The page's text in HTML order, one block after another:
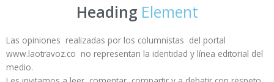
Heading Element
Las opiniones realizadas por los columnistas del portal
www.laotravoz.co no representan la identidad y línea editorial del
medio.